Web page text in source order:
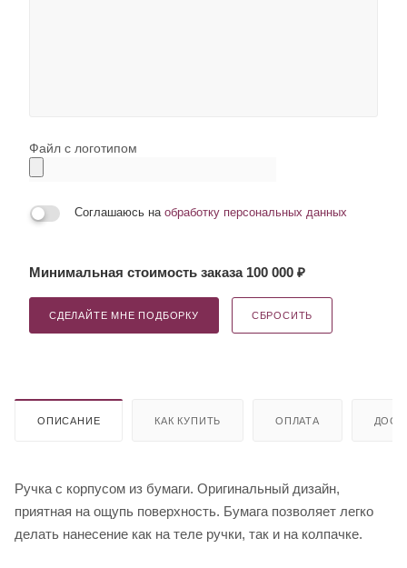
Файл с логотипом
Соглашаюсь на обработку персональных данных
Минимальная стоимость заказа 100 000 ₽
СДЕЛАЙТЕ МНЕ ПОДБОРКУ СБРОСИТЬ
ОПИСАНИЕ КАК КУПИТЬ ОПЛАТА
Ручка с корпусом из бумаги. Оригинальный дизайн,
приятная на ощупь поверхность. Бумага позволяет легко
делать нанесение как на теле ручки, так и на колпачке.